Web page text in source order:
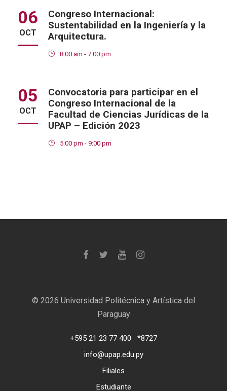
06
OCT
Congreso Internacional:
Sustentabilidad en la Ingeniería y la
Arquitectura.
8:00 am - 7:00 pm
05
OCT
Convocatoria para participar en el
Congreso Internacional de la
Facultad de Ciencias Jurídicas de la
UPAP – Edición 2023
5:00 pm - 9:00 pm
© 2026 Universidad Politécnica y Artística del
Paraguay
+595 21 23 77 400
*8727
info@upap.edu.py
Filiales
Estudiante